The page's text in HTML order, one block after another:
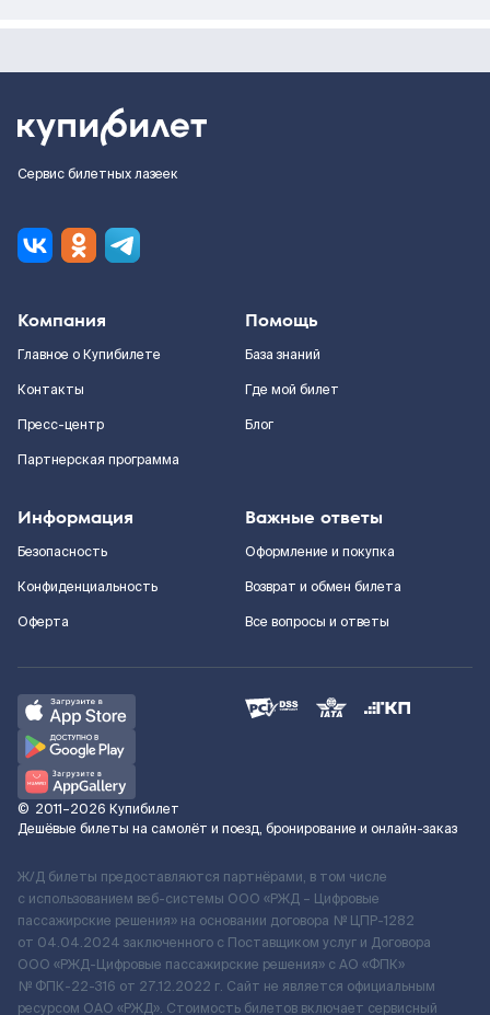
Сервис билетных лазеек
Компания
Главное о Купибилете
Контакты
Пресс-центр
Партнерская программа
Помощь
База знаний
Где мой билет
Блог
Информация
Безопасность
Конфиденциальность
Оферта
Важные ответы
Оформление и покупка
Возврат и обмен билета
Все вопросы и ответы
© 2011–2026 Купибилет
Дешёвые билеты на самолёт и поезд, бронирование и онлайн-заказ
Ж/Д билеты предоставляются партнёрами, в том числе
с использованием веб-системы ООО «РЖД – Цифровые
пассажирские решения» на основании договора № ЦПР-1282
от 04.04.2024 заключенного с Поставщиком услуг и Договора
ООО «РЖД-Цифровые пассажирские решения» c АО «ФПК»
№ ФПК-22-316 от 27.12.2022 г. Сайт не является официальным
ресурсом ОАО «РЖД». Стоимость билетов включает сервисный